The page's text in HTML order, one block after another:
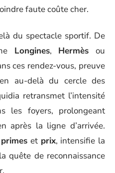
faute coûte cher.
du spectacle sportif. De
Longines, Hermès ou
ces rendez-vous, preuve
au-delà du cercle des
retransmet l’intensité
les foyers, prolongeant
après la ligne d’arrivée.
primes et prix, intensifie la
quête de reconnaissance